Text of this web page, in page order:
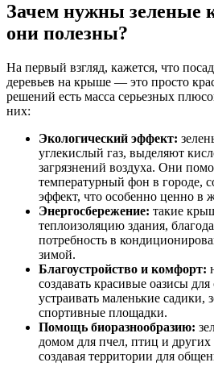
Зачем нужны зеленые
они полезны?
На первый взгляд, кажется, что
деревьев на крыше — это просто
решений есть масса серьезных
них:
Экологический эффект:
углекислый газ, выделяют
загрязнений воздуха. Они
температурный фон в городе,
эффект, что особенно ценно в
Энергосбережение: такие
теплоизоляцию здания,
потребность в
зимой.
Благоустройство и комфорт:
создавать красивые оазисы
устраивать маленькие садики,
спортивные площадки.
Помощь биоразнообразию:
домом для пчел, птиц и
создавая территории для